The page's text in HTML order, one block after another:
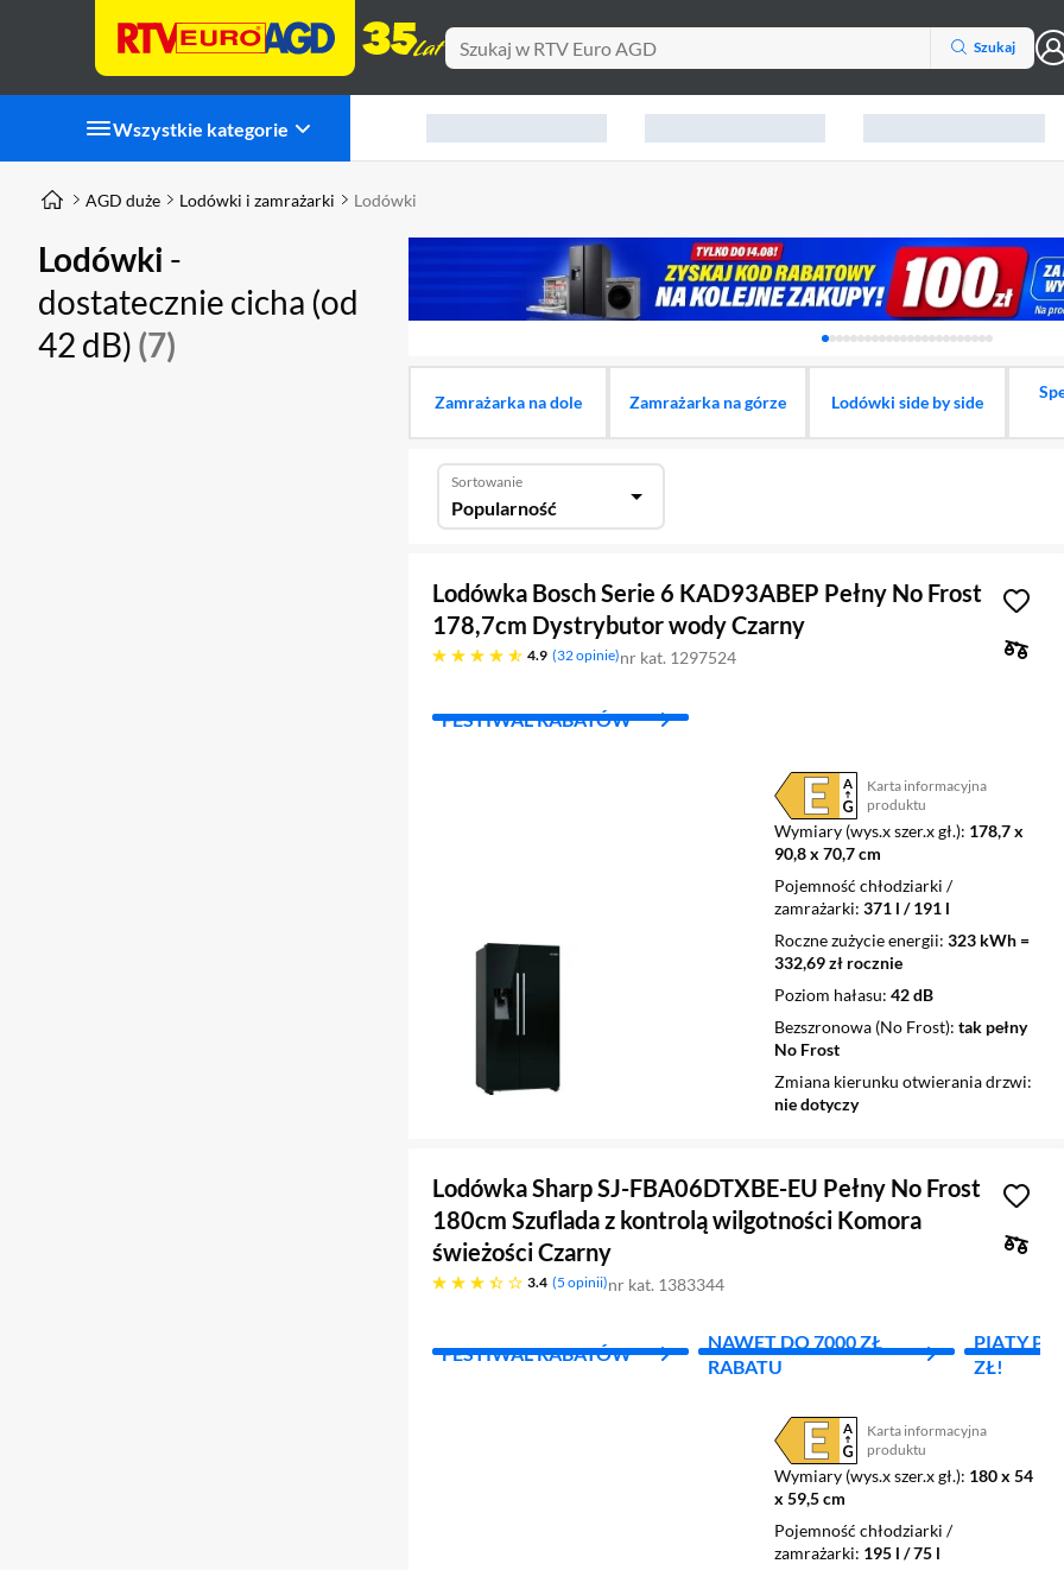
Szukaj
Wszystkie kategorie
Karuzela z banerami,
AGD duże Lodówki i zamrażarki Lodówki
Lodówki -
dostatecznie cicha (od
42 dB) (7)
Zamrażarka na dole Zamrażarka na górze Lodówki side by side
Sortowanie
Popularność
Lodówka Bosch Serie 6 KAD93ABEP Pełny No Frost
178,7cm Dystrybutor wody Czarny
4.9
4.9 gwiazdek 32 opinie nr kat. 1297524
FESTIWAL RABATÓW
Karta informacyjna
produktu
Plik w formacie pdf
(otworzy się w nowym oknie)
Wymiary (wys.x szer.x gł.) 178,7 x
90,8 x 70,7 cm
Pojemność chłodziarki /
zamrażarki 371 l / 191 l
Roczne zużycie energii 323 kWh =
332,69 zł rocznie
Poziom hałasu 42 dB
Bezszronowa (No Frost) tak pełny
No Frost
Zmiana kierunku otwierania drzwi
nie dotyczy
Lodówka Sharp SJ-FBA06DTXBE-EU Pełny No Frost
180cm Szuflada z kontrolą wilgotności Komora
świeżości Czarny
3.4
3.4 gwiazdek 5 opinii nr kat. 1383344
FESTIWAL RABATÓW
NAWET DO 7000 ZŁ
RABATU
PIĄTY
ZŁ!
Karta informacyjna
produktu
Plik w formacie pdf
(otworzy się w nowym oknie)
Wymiary (wys.x szer.x gł.) 180 x 54
x 59,5 cm
Pojemność chłodziarki /
zamrażarki 195 l / 75 l